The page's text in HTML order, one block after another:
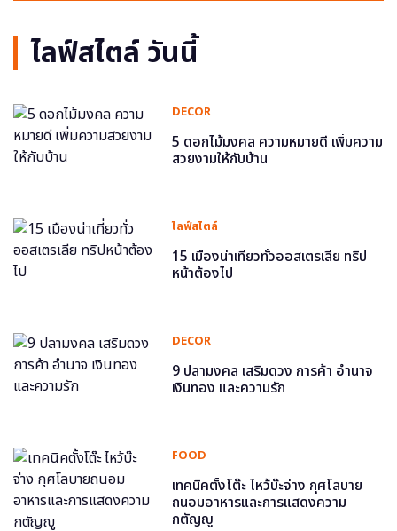
ไลฟ์สไตล์ วันนี้
DECOR
5 ดอกไม้มงคล ความหมายดี เพิ่มความ
สวยงามให้กับบ้าน
ไลฟ์สไตล์
15 เมืองน่าเที่ยวทั่วออสเตรเลีย ทริป
หน้าต้องไป
DECOR
9 ปลามงคล เสริมดวง การค้า อำนาจ
เงินทอง และความรัก
FOOD
เทคนิคตั้งโต๊ะ ไหว้บ๊ะจ่าง กุศโลบาย
ถนอมอาหารและการแสดงความ
กตัญญู